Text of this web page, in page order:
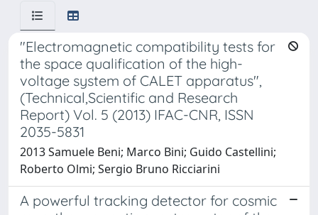
"Electromagnetic compatibility tests for
the space qualification of the high-
voltage system of CALET apparatus",
(Technical,Scientific and Research
Report) Vol. 5 (2013) IFAC-CNR, ISSN
2035-5831
2013 Samuele Beni; Marco Bini; Guido Castellini;
Roberto Olmi; Sergio Bruno Ricciarini
A powerful tracking detector for cosmic